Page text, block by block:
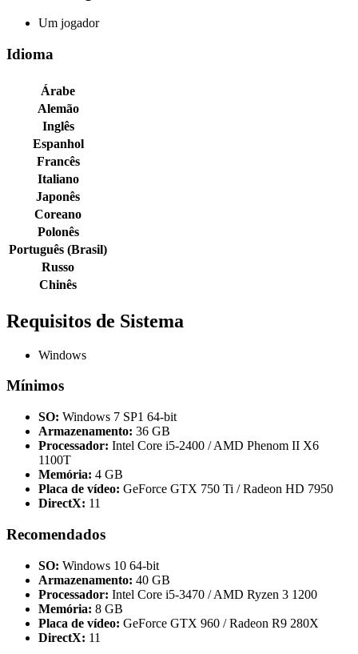
Um jogador
Idioma
Árabe
Alemão
Inglês
Espanhol
Francês
Italiano
Japonês
Coreano
Polonês
Português (Brasil)
Russo
Chinês
Requisitos de Sistema
Windows
Mínimos
SO: Windows 7 SP1 64-bit
Armazenamento: 36 GB
Processador: Intel Core i5-2400 / AMD Phenom II X6
1100T
Memória: 4 GB
Placa de vídeo: GeForce GTX 750 Ti / Radeon HD 7950
DirectX: 11
Recomendados
SO: Windows 10 64-bit
Armazenamento: 40 GB
Processador: Intel Core i5-3470 / AMD Ryzen 3 1200
Memória: 8 GB
Placa de vídeo: GeForce GTX 960 / Radeon R9 280X
DirectX: 11